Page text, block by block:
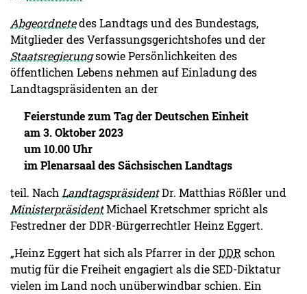
Abgeordnetedes Landtags und des Bundestags,
Mitglieder des Verfassungsgerichtshofes und der
Staatsregierungsowie Persönlichkeiten des
öffentlichen Lebens nehmen auf Einladung des
Landtagspräsidenten an der
Feierstunde zum Tag der Deutschen Einheit
am 3. Oktober 2023
um 10.00 Uhr
im Plenarsaal des Sächsischen Landtags
teil. Nach LandtagspräsidentDr. Matthias Rößler und
MinisterpräsidentMichael Kretschmer spricht als
Festredner der DDR-Bürgerrechtler Heinz Eggert.
„Heinz Eggert hat sich als Pfarrer in derDDR schon
mutig für die Freiheit engagiert als die SED-Diktatur
vielen im Land noch unüberwindbar schien. Ein